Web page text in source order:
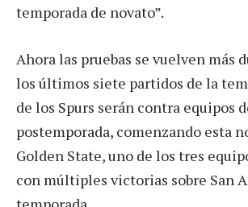
temporada de novato”.
Ahora las pruebas se vuelven más
los últimos siete partidos de la
de los Spurs serán contra equipos
postemporada, comenzando esta
Golden State, uno de los tres
con múltiples victorias sobre San